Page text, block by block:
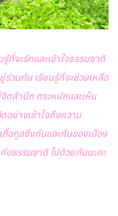
ที่จะรักและเข้าใจธรรมชาติ
วมกัน เรียนรู้ที่จะช่วยเหลือ
ตสำนึก ตระหนักและเห็น
ย่างเข้าใจถึงความ
อกูลซึ่งกันและกันของเมือง
ธรรมชาติ ไปด้วยกันนะคะ